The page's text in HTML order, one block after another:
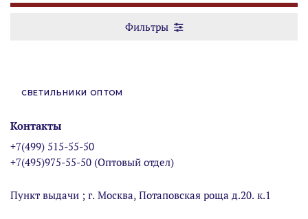
Фильтры
СВЕТИЛЬНИКИ ОПТОМ
Контакты
+7(499) 515-55-50
+7(495)975-55-50 (Оптовый отдел)
Пункт выдачи ; г. Москва, Потаповская роща д.20. к.1